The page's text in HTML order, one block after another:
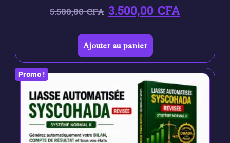
5.500,00CFA 3.500,00CFA
Ajouter au panier
Promo !